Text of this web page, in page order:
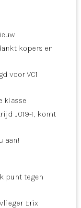
kopers en
voor VC1
klasse
JO19-1, komt
aan!
punt tegen
Erix